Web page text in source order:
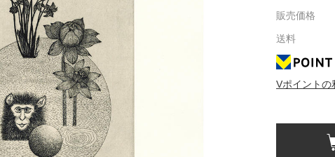
雑貨
家電
食品
六本
京都
京都
販売価格
送料
Vポイントの